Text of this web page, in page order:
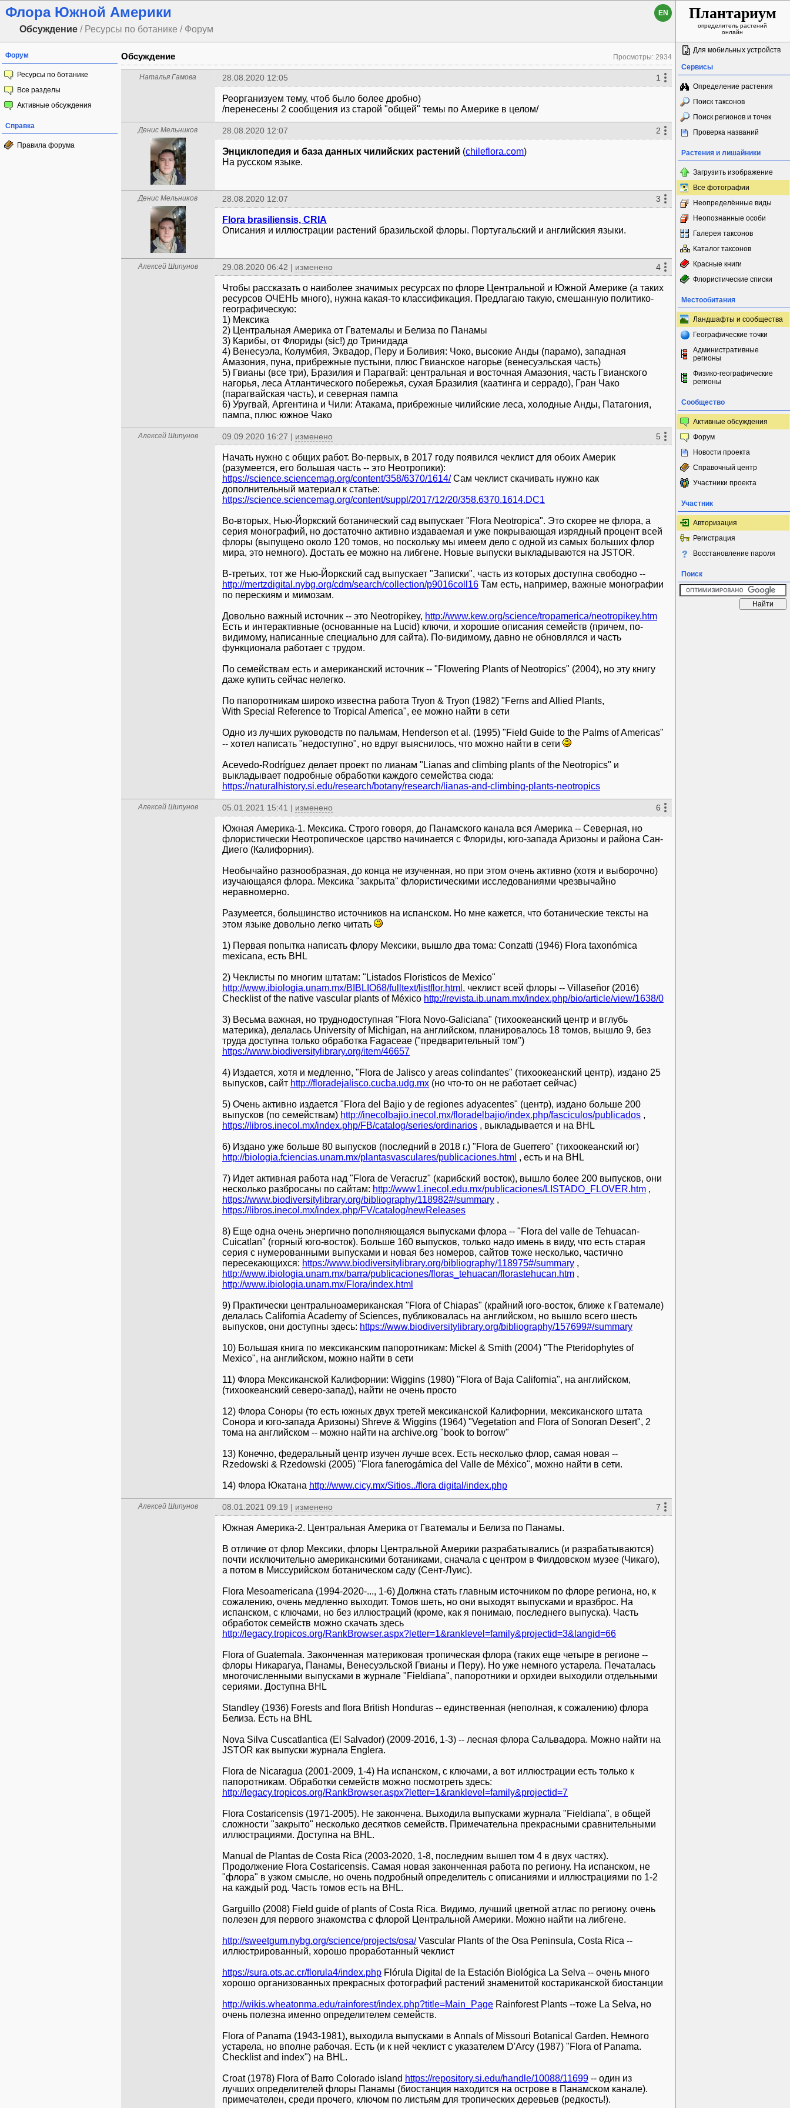
Флора Южной Америки
Обсуждение / Ресурсы по ботанике / Форум
EN Плантариум
определитель растений
онлайн
Форум
Ресурсы по ботанике
Все разделы
Активные обсуждения
Справка
Правила форума
Просмотры: 2934
Обсуждение
Наталья Гамова 28.08.2020 12:05 1
Реорганизуем тему, чтоб было более дробно)
/перенесены 2 сообщения из старой "общей" темы по Америке в целом/
Денис Мельников 28.08.2020 12:07 2
Энциклопедия и база данных чилийских растений (chileflora.com)
На русском языке.
Денис Мельников 28.08.2020 12:07 3
Flora brasiliensis, CRIA
Описания и иллюстрации растений бразильской флоры. Португальский и английския языки.
Алексей Шипунов 29.08.2020 06:42 | изменено 4
Чтобы рассказать о наиболее значимых ресурсах по флоре Центральной и Южной Америке (а таких
ресурсов ОЧЕНЬ много), нужна какая-то классификация. Предлагаю такую, смешанную политико-
географическую:
1) Мексика
2) Центральная Америка от Гватемалы и Белиза по Панамы
3) Карибы, от Флориды (sic!) до Тринидада
4) Венесуэла, Колумбия, Эквадор, Перу и Боливия: Чоко, высокие Анды (парамо), западная
Амазония, пуна, прибрежные пустыни, плюс Гвианское нагорье (венесуэльская часть)
5) Гвианы (все три), Бразилия и Парагвай: центральная и восточная Амазония, часть Гвианского
нагорья, леса Атлантического побережья, сухая Бразилия (каатинга и серрадо), Гран Чако
(парагвайская часть), и северная пампа
6) Уругвай, Аргентина и Чили: Атакама, прибрежные чилийские леса, холодные Анды, Патагония,
пампа, плюс южное Чако
Алексей Шипунов 09.09.2020 16:27 | изменено 5
Начать нужно с общих работ. Во-первых, в 2017 году появился чеклист для обоих Америк
(разумеется, его большая часть -- это Неотропики):
https://science.sciencemag.org/content/358/6370/1614/ Сам чеклист скачивать нужно как
дополнительный материал к статье:
https://science.sciencemag.org/content/suppl/2017/12/20/358.6370.1614.DC1
Во-вторых, Нью-Йоркский ботанический сад выпускает "Flora Neotropica". Это скорее не флора, а
серия монографий, но достаточно активно издаваемая и уже покрывающая изрядный процент всей
флоры (выпущено около 120 томов, но поскольку мы имеем дело с одной из самых больших флор
мира, это немного). Достать ее можно на либгене. Новые выпуски выкладываются на JSTOR.
В-третьих, тот же Нью-Йоркский сад выпускает "Записки", часть из которых доступна свободно --
http://mertzdigital.nybg.org/cdm/search/collection/p9016coll16 Там есть, например, важные монографии
по перескиям и мимозам.
Довольно важный источник -- это Neotropikey, http://www.kew.org/science/tropamerica/neotropikey.htm
Есть и интерактивные (основанные на Lucid) ключи, и хорошие описания семейств (причем, по-
видимому, написанные специально для сайта). По-видимому, давно не обновлялся и часть
функционала работает с трудом.
По семействам есть и американский источник -- "Flowering Plants of Neotropics" (2004), но эту книгу
даже купить сейчас нелегко.
По папоротникам широко известна работа Tryon & Tryon (1982) "Ferns and Allied Plants,
With Special Reference to Tropical America", ее можно найти в сети
Одно из лучших руководств по пальмам, Henderson et al. (1995) "Field Guide to the Palms of Americas"
-- хотел написать "недоступно", но вдруг выяснилось, что можно найти в сети
Acevedo-Rodríguez делает проект по лианам "Lianas and climbing plants of the Neotropics" и
выкладывает подробные обработки каждого семейства сюда:
https://naturalhistory.si.edu/research/botany/research/lianas-and-climbing-plants-neotropics
Алексей Шипунов 05.01.2021 15:41 | изменено 6
Южная Америка-1. Мексика. Строго говоря, до Панамского канала вся Америка -- Северная, но
флористически Неотропическое царство начинается с Флориды, юго-запада Аризоны и района Сан-
Диего (Калифорния).
Необычайно разнообразная, до конца не изученная, но при этом очень активно (хотя и выборочно)
изучающаяся флора. Мексика "закрыта" флористическими исследованиями чрезвычайно
неравномерно.
Разумеется, большинство источников на испанском. Но мне кажется, что ботанические тексты на
этом языке довольно легко читать
1) Первая попытка написать флору Мексики, вышло два тома: Conzatti (1946) Flora taxonómica
mexicana, есть BHL
2) Чеклисты по многим штатам: "Listados Floristicos de Mexico"
http://www.ibiologia.unam.mx/BIBLIO68/fulltext/listflor.html , чеклист всей флоры -- Villaseñor (2016)
Checklist of the native vascular plants of México http://revista.ib.unam.mx/index.php/bio/article/view/1638/0
3) Весьма важная, но труднодоступная "Flora Novo-Galiciana" (тихоокеанский центр и вглубь
материка), делалась University of Michigan, на английском, планировалось 18 томов, вышло 9, без
труда доступна только обработка Fagaceae ("предварительный том")
https://www.biodiversitylibrary.org/item/46657
4) Издается, хотя и медленно, "Flora de Jalisco y areas colindantes" (тихоокеанский центр), издано 25
выпусков, сайт http://floradejalisco.cucba.udg.mx (но что-то он не работает сейчас)
5) Очень активно издается "Flora del Bajio y de regiones adyacentes" (центр), издано больше 200
выпусков (по семействам) http://inecolbajio.inecol.mx/floradelbajio/index.php/fasciculos/publicados ,
https://libros.inecol.mx/index.php/FB/catalog/series/ordinarios , выкладывается и на BHL
6) Издано уже больше 80 выпусков (последний в 2018 г.) "Flora de Guerrero" (тихоокеанский юг)
http://biologia.fciencias.unam.mx/plantasvasculares/publicaciones.html , есть и на BHL
7) Идет активная работа над "Flora de Veracruz" (карибский восток), вышло более 200 выпусков, они
несколько разбросаны по сайтам: http://www1.inecol.edu.mx/publicaciones/LISTADO_FLOVER.htm ,
https://www.biodiversitylibrary.org/bibliography/118982#/summary ,
https://libros.inecol.mx/index.php/FV/catalog/newReleases
8) Еще одна очень энергично пополняющаяся выпусками флора -- "Flora del valle de Tehuacan-
Cuicatlan" (горный юго-восток). Больше 160 выпусков, только надо имень в виду, что есть старая
серия с нумерованными выпусками и новая без номеров, сайтов тоже несколько, частично
пересекающихся: https://www.biodiversitylibrary.org/bibliography/118975#/summary ,
http://www.ibiologia.unam.mx/barra/publicaciones/floras_tehuacan/florastehucan.htm ,
http://www.ibiologia.unam.mx/Flora/index.html
9) Практически центральноамериканская "Flora of Chiapas" (крайний юго-восток, ближе к Гватемале)
делалась California Academy of Sciences, публиковалась на английском, но вышло всего шесть
выпусков, они доступны здесь: https://www.biodiversitylibrary.org/bibliography/157699#/summary
10) Большая книга по мексиканским папоротникам: Mickel & Smith (2004) "The Pteridophytes of
Mexico", на английском, можно найти в сети
11) Флора Мексиканской Калифорнии: Wiggins (1980) "Flora of Baja California", на английском,
(тихоокеанский северо-запад), найти не очень просто
12) Флора Соноры (то есть южных двух третей мексиканской Калифорнии, мексиканского штата
Сонора и юго-запада Аризоны) Shreve & Wiggins (1964) "Vegetation and Flora of Sonoran Desert", 2
тома на английском -- можно найти на archive.org "book to borrow"
13) Конечно, федеральный центр изучен лучше всех. Есть несколько флор, самая новая --
Rzedowski & Rzedowski (2005) "Flora fanerogámica del Valle de México", можно найти в сети.
14) Флора Юкатана http://www.cicy.mx/Sitios../flora digital/index.php
Алексей Шипунов 08.01.2021 09:19 | изменено 7
Южная Америка-2. Центральная Америка от Гватемалы и Белиза по Панамы.
В отличие от флор Мексики, флоры Центральной Америки разрабатывались (и разрабатываются)
почти исключительно американскими ботаниками, сначала с центром в Филдовском музее (Чикаго),
а потом в Миссурийском ботаническом саду (Сент-Луис).
Flora Mesoamericana (1994-2020-..., 1-6) Должна стать главным источником по флоре региона, но, к
сожалению, очень медленно выходит. Томов шеть, но они выходят выпусками и вразброс. На
испанском, с ключами, но без иллюстраций (кроме, как я понимаю, последнего выпуска). Часть
обработок семейств можно скачать здесь
http://legacy.tropicos.org/RankBrowser.aspx?letter=1&ranklevel=family&projectid=3&langid=66
Flora of Guatemala. Законченная материковая тропическая флора (таких еще четыре в регионе --
флоры Никарагуа, Панамы, Венесуэльской Гвианы и Перу). Но уже немного устарела. Печаталась
многочисленными выпусками в журнале "Fieldiana", папоротники и орхидеи выходили отдельными
сериями. Доступна BHL
Standley (1936) Forests and flora British Honduras -- единственная (неполная, к сожалению) флора
Белиза. Есть на BHL
Nova Silva Cuscatlantica (El Salvador) (2009-2016, 1-3) -- лесная флора Сальвадора. Можно найти на
JSTOR как выпуски журнала Englera.
Flora de Nicaragua (2001-2009, 1-4) На испанском, с ключами, а вот иллюстрации есть только к
папоротникам. Обработки семейств можно посмотреть здесь:
http://legacy.tropicos.org/RankBrowser.aspx?letter=1&ranklevel=family&projectid=7
Flora Costaricensis (1971-2005). Не закончена. Выходила выпусками журнала "Fieldiana", в общей
сложности "закрыто" несколько десятков семейств. Примечательна прекрасными сравнительными
иллюстрациями. Доступна на BHL.
Manual de Plantas de Costa Rica (2003-2020, 1-8, последним вышел том 4 в двух частях).
Продолжение Flora Costaricensis. Самая новая законченная работа по региону. На испанском, не
"флора" в узком смысле, но очень подробный определитель с описаниями и иллюстрациями по 1-2
на каждый род. Часть томов есть на BHL.
Garguillo (2008) Field guide of plants of Costa Rica. Видимо, лучший цветной атлас по региону. очень
полезен для первого знакомства с флорой Центральной Америки. Можно найти на либгене.
http://sweetgum.nybg.org/science/projects/osa/ Vascular Plants of the Osa Peninsula, Costa Rica --
иллюстрированный, хорошо проработанный чеклист
https://sura.ots.ac.cr/florula4/index.php Flórula Digital de la Estación Biológica La Selva -- очень много
хорошо организованных прекрасных фотографий растений знаменитой костариканской биостанции
http://wikis.wheatonma.edu/rainforest/index.php?title=Main_Page Rainforest Plants --тоже La Selva, но
очень полезна именно определителем семейств.
Flora of Panama (1943-1981), выходила выпусками в Annals of Missouri Botanical Garden. Немного
устарела, но вполне рабочая. Есть (и к ней чеклист с указателем D'Arcy (1987) "Flora of Panama.
Checklist and index") на BHL.
Croat (1978) Flora of Barro Colorado island https://repository.si.edu/handle/10088/11699 -- один из
лучших определителей флоры Панамы (биостанция находится на острове в Панамском канале).
примечателен, среди прочего, ключом по листьям для тропических деревьев (редкость!).
Для мобильных устройств
Сервисы
Определение растения
Поиск таксонов
Поиск регионов и точек
Проверка названий
Растения и лишайники
Загрузить изображение
Все фотографии
Неопределённые виды
Неопознанные особи
Галерея таксонов
Каталог таксонов
Красные книги
Флористические списки
Местообитания
Ландшафты и сообщества
Географические точки
Административные
регионы
Физико-географические
регионы
Сообщество
Активные обсуждения
Форум
Новости проекта
Справочный центр
Участники проекта
Участник
Авторизация
Регистрация
Восстановление пароля
Поиск